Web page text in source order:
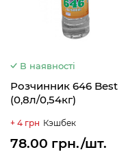
В наявності
Розчинник 646 Best
(0,8л/0,54кг)
+ 4 грн Кэшбек
78.00 грн./шт.